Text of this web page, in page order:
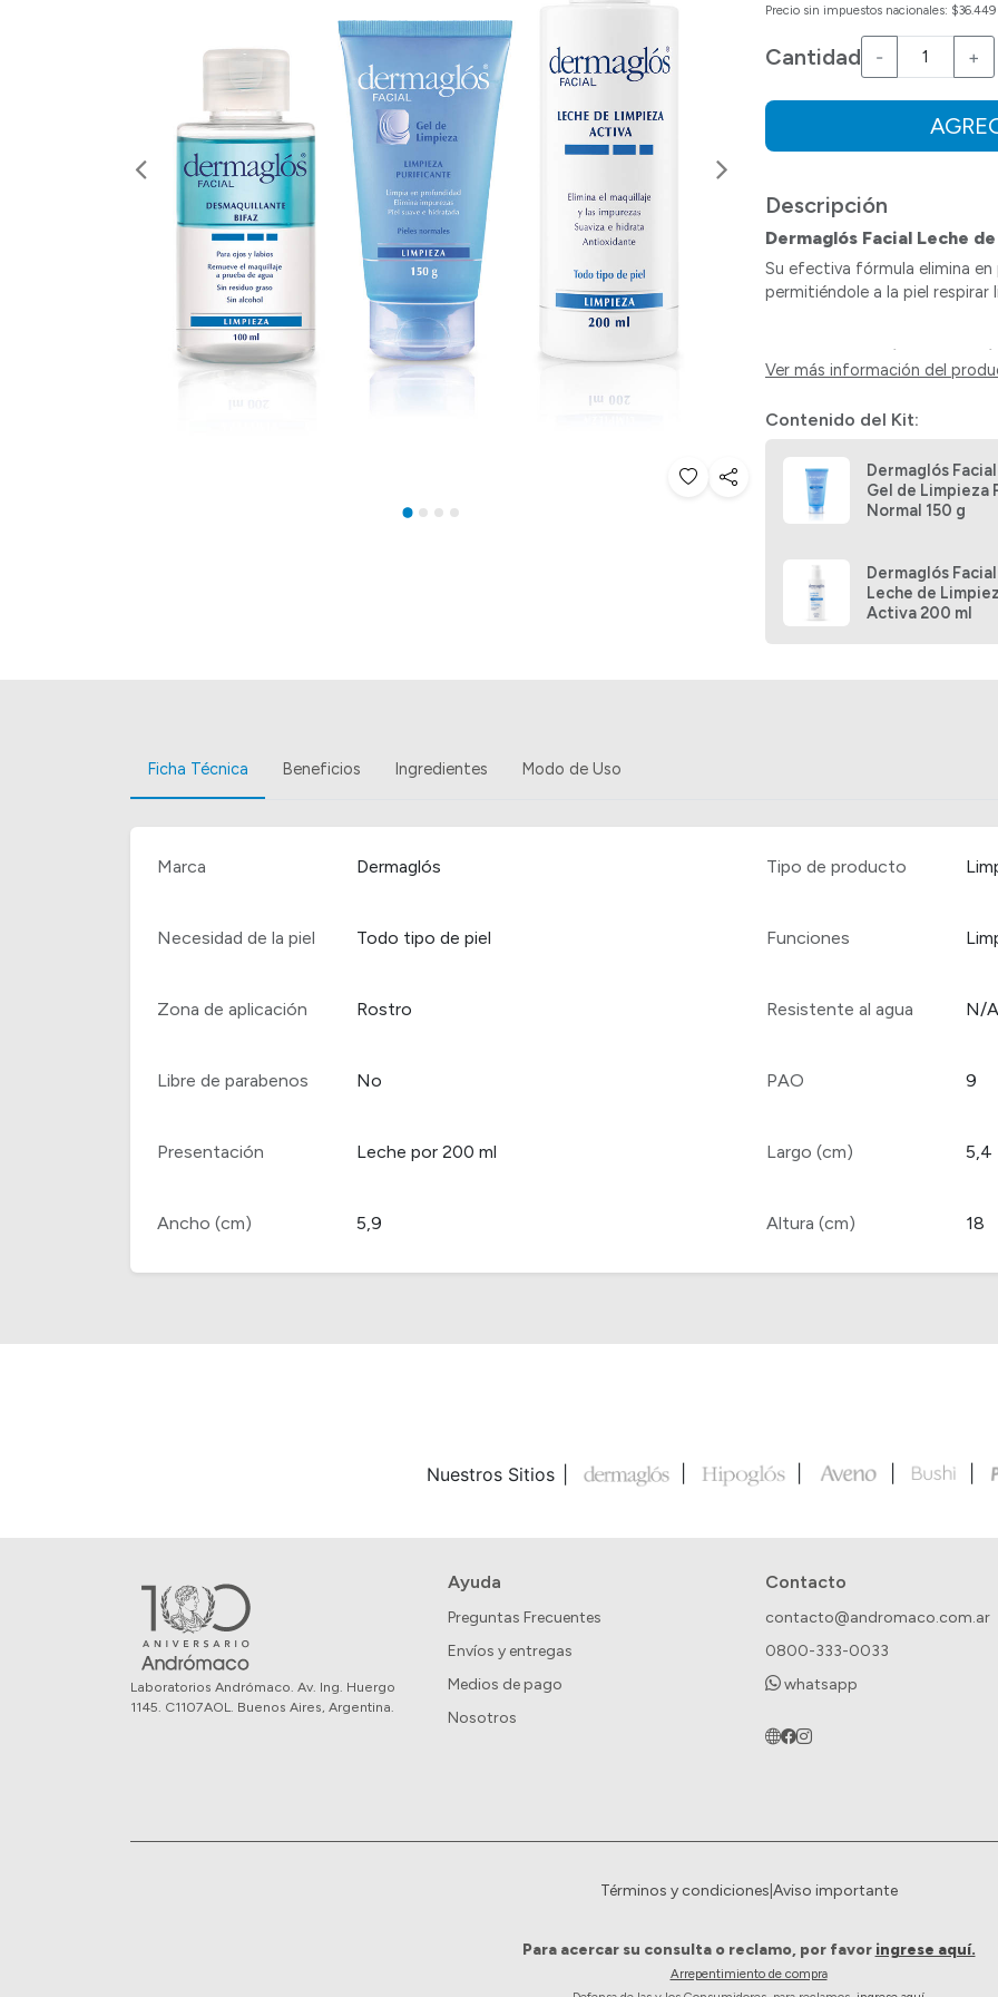
Anterior Siguiente
Precio sin impuestos nacionales: $36.449
Cantidad - +
Descripción
Dermaglós Facial Leche
Su efectiva fórmula elimina
permitiéndole a la piel respirar
Dermaglós Facial Gel de
purificante limpia en
Dermaglós Facial
de suavidad, Sin residuo graso.
Ver más información del
Contenido del Kit:
Dermaglós Facial
Gel de Limpieza
Normal 150 g
Dermaglós Facial
Leche de
Activa 200 ml
Ficha Técnica Beneficios Ingredientes Modo de Uso
Marca Dermaglós Tipo de producto
Necesidad de la piel Todo tipo de piel Funciones
Zona de aplicación Rostro Resistente al agua N/A
Libre de parabenos No PAO 9
Presentación Leche por 200 ml Largo (cm) 5,4
Ancho (cm) 5,9 Altura (cm) 18
Nuestros Sitios
Laboratorios Andrómaco. Av. Ing. Huergo
1145. C1107AOL. Buenos Aires, Argentina.
Ayuda
Preguntas Frecuentes
Envíos y entregas
Medios de pago
Nosotros
Contacto
contacto@andromaco.com.ar
0800-333-0033
whatsapp
Términos y condiciones Aviso importante
Para acercar su consulta o reclamo, por favor ingrese aquí.
Arrepentimiento de compra